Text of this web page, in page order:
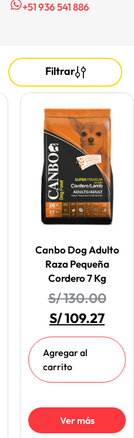
+51 936 541 886
Filtrar
Canbo Dog Adulto
Raza Pequeña
Cordero 7 Kg
S/130.00
S/109.27
Agregar al
carrito
Ver más